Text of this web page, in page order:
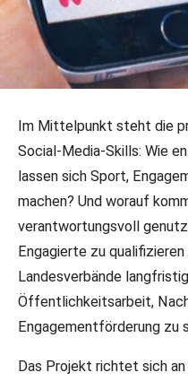
11.02.2026
Auf digitaler
Academy
Social Media gehört
im Ehrenamt. Mit „Auf
Academy“ richtet sich ein
Menschen, die ihre
ausbauen und sinnvoll
Im Mittelpunkt steht die
Social-Media-Skills: Wie
lassen sich Sport,
machen? Und worauf
verantwortungsvoll
Engagierte zu
Landesverbände
Öffentlichkeitsarbeit,
Engagementförderung zu
Das Projekt richtet sich